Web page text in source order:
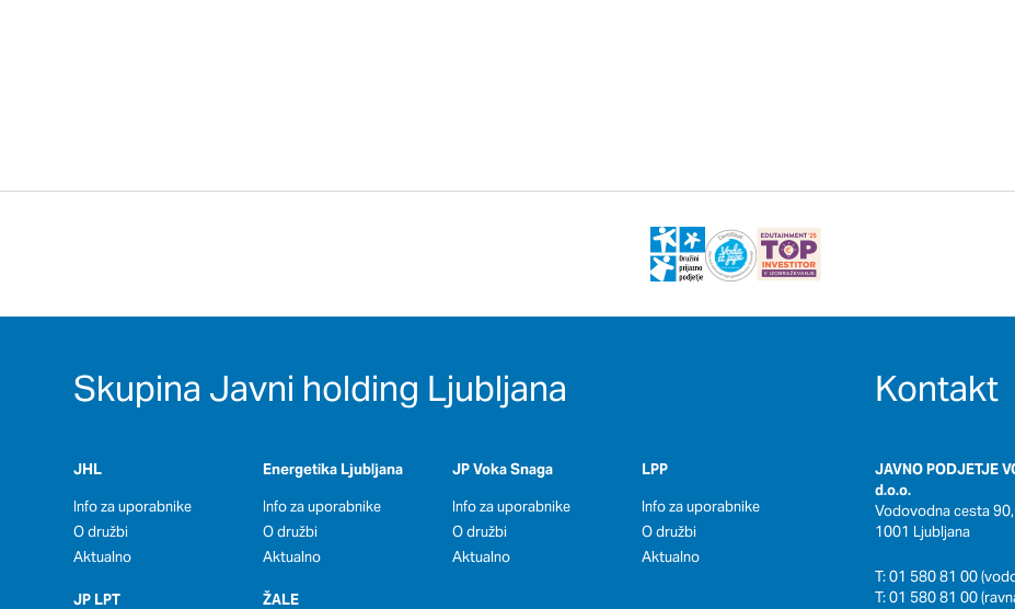
Skupina Javni holding Ljubljana
JHL
Info za uporabnike
O družbi
Aktualno
Energetika Ljubljana
Info za uporabnike
O družbi
Aktualno
JP LPT ŽALE
JP Voka Snaga
Info za uporabnike
O družbi
Aktualno
LPP
Info za uporabnike
O družbi
Aktualno
Kontakt
JAVNO PODJETJE
d.o.o.
Vodovodna cesta
1001 Ljubljana
T: 01 580 81 00
T: 01 580 81 00